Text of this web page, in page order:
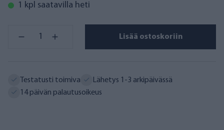
1 kpl saatavilla heti
Lisää ostoskoriin
Testatusti toimiva
Lähetys 1-3 arkipäivässä
14 päivän palautusoikeus